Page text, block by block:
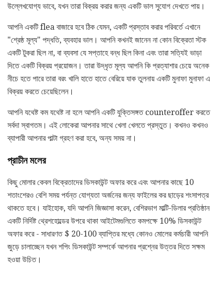
উল্লেখযোগ্য ভাবে, যখন তারা বিক্রয় করার জন্য একটি ভাল সুযোগ দেখতে পায়।
আপনি একটি flea বাজারে হবে ঠিক যেমন, একটি প্রস্তাব করার পরিবর্তে এখানে
"শ্রেষ্ঠ মূল্য" পদ্ধতি, ব্যবহার ভাল। আপনি কখনই জানেন না কোন বিক্রেতা স্টক
একটি টুকরা ছিল না, বা ব্যবসা যে সপ্তাহে বন্ধ ছিল কিনা এবং তারা সত্যিই ভাড়া
দিতে একটি বিক্রয় প্রয়োজন। তারা উদ্ধৃত মূল্য আপনি কি প্রত্যাশার চেয়ে অনেক
নীচে হতে পারে তারা বরং খালি হাতে হাতে বেরিয়ে যাক তুলনায় একটি মুনাফা মুনাফা এ ​​
বিক্রয় করতে চেয়েছিলেন।
আপনি যথেষ্ট কম যথেষ্ট না হলে আপনি একটি যুক্তিসঙ্গত counteroffer করতে
সর্বদা স্বাগতম। এই লোকেরা আপনার সাথে খেলা খেলতে প্রস্তুত। কখনও কখনও
ব্যাপারী আপনার পাল্টা গ্রহণ করা হবে, অন্য সময় না।
প্রাচীন মলের
কিছু মোলার কেবল বিক্রেতাদের ডিসকাউন্ট অফার করে এবং আপনার কাছে 10
শতাংশেরও বেশি সময় পর্যন্ত যোগ্যতা অর্জনের জন্য ফাইলের কর ছাড়ের শংসাপত্র
থাকতে হবে। যাইহোক, যদি আপনি জিজ্ঞাসা করেন, বেশিরভাগ মাল্টি-ডিলার প্রতিষ্ঠান
একটি নির্দিষ্ট থ্রেশহোল্ডের উপরে থাকা আইটেমগুলিতে কমপক্ষে 10% ডিসকাউন্ট
অফার করে - সাধারণত $ 20-100 ব্যাপ্তির মধ্যে কোনও মোলের কর্মচারী আপনি
জুড়ে চালাচ্ছেন যখন শপিং ডিসকাউন্ট সম্পর্কে আপনার প্রশ্নের উত্তর দিতে সক্ষম
হওয়া উচিত।